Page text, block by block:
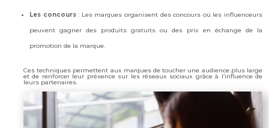
Les concours: Les marques organisent des concours où les influenceurs
peuvent gagner des produits gratuits ou des prix en échange de la
promotion de la marque.
Ces techniques permettent aux marques de toucher une audience plus large
et de renforcer leur présence sur les réseaux sociaux grâce à l’influence de
leurs partenaires.